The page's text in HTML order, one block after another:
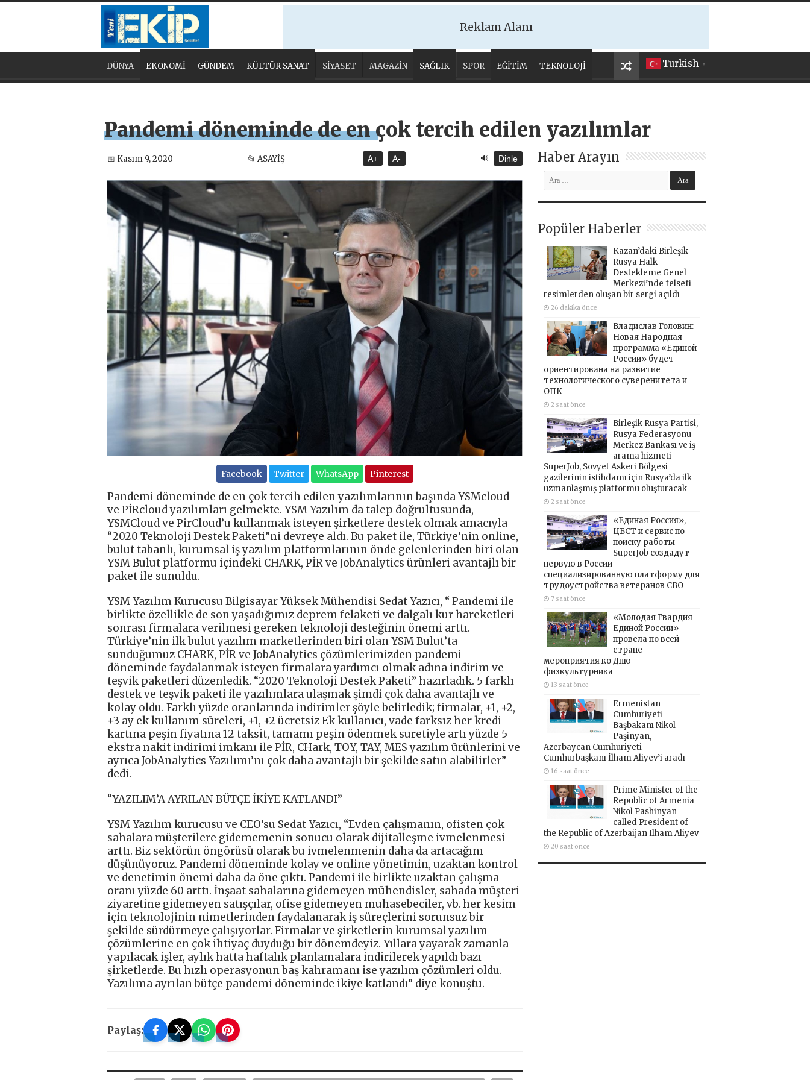
Reklam Alanı
Turkish ▼
DÜNYA EKONOMİ GÜNDEM KÜLTÜR SANAT SİYASET MAGAZİN SAĞLIK SPOR EĞİTİM TEKNOLOJİ
Pandemi döneminde de en çok tercih edilen yazılımlar
📅 Kasım 9, 2020 📂 ASAYİŞ A+ A- 🔊 Dinle
Facebook Twitter WhatsApp Pinterest
Pandemi döneminde de en çok tercih edilen yazılımlarının başında YSMcloud
ve PİRcloud yazılımları gelmekte. YSM Yazılım da talep doğrultusunda,
YSMCloud ve PirCloud’u kullanmak isteyen şirketlere destek olmak amacıyla
“2020 Teknoloji Destek Paketi”ni devreye aldı. Bu paket ile, Türkiye’nin online,
bulut tabanlı, kurumsal iş yazılım platformlarının önde gelenlerinden biri olan
YSM Bulut platformu içindeki CHARK, PİR ve JobAnalytics ürünleri avantajlı bir
paket ile sunuldu.
YSM Yazılım Kurucusu Bilgisayar Yüksek Mühendisi Sedat Yazıcı, “ Pandemi ile
birlikte özellikle de son yaşadığımız deprem felaketi ve dalgalı kur hareketleri
sonrası firmalara verilmesi gereken teknoloji desteğinin önemi arttı.
Türkiye’nin ilk bulut yazılım marketlerinden biri olan YSM Bulut’ta
sunduğumuz CHARK, PİR ve JobAnalytics çözümlerimizden pandemi
döneminde faydalanmak isteyen firmalara yardımcı olmak adına indirim ve
teşvik paketleri düzenledik. “2020 Teknoloji Destek Paketi” hazırladık. 5 farklı
destek ve teşvik paketi ile yazılımlara ulaşmak şimdi çok daha avantajlı ve
kolay oldu. Farklı yüzde oranlarında indirimler şöyle belirledik; firmalar, +1, +2,
+3 ay ek kullanım süreleri, +1, +2 ücretsiz Ek kullanıcı, vade farksız her kredi
kartına peşin fiyatına 12 taksit, tamamı peşin ödenmek suretiyle artı yüzde 5
ekstra nakit indirimi imkanı ile PİR, CHark, TOY, TAY, MES yazılım ürünlerini ve
ayrıca JobAnalytics Yazılımı’nı çok daha avantajlı bir şekilde satın alabilirler”
dedi.
“YAZILIM’A AYRILAN BÜTÇE İKİYE KATLANDI”
YSM Yazılım kurucusu ve CEO’su Sedat Yazıcı, “Evden çalışmanın, ofisten çok
sahalara müşterilere gidememenin sonucu olarak dijitalleşme ivmelenmesi
arttı. Biz sektörün öngörüsü olarak bu ivmelenmenin daha da artacağını
düşünüyoruz. Pandemi döneminde kolay ve online yönetimin, uzaktan kontrol
ve denetimin önemi daha da öne çıktı. Pandemi ile birlikte uzaktan çalışma
oranı yüzde 60 arttı. İnşaat sahalarına gidemeyen mühendisler, sahada müşteri
ziyaretine gidemeyen satışçılar, ofise gidemeyen muhasebeciler, vb. her kesim
için teknolojinin nimetlerinden faydalanarak iş süreçlerini sorunsuz bir
şekilde sürdürmeye çalışıyorlar. Firmalar ve şirketlerin kurumsal yazılım
çözümlerine en çok ihtiyaç duyduğu bir dönemdeyiz. Yıllara yayarak zamanla
yapılacak işler, aylık hatta haftalık planlamalara indirilerek yapıldı bazı
şirketlerde. Bu hızlı operasyonun baş kahramanı ise yazılım çözümleri oldu.
Yazılıma ayrılan bütçe pandemi döneminde ikiye katlandı” diye konuştu.
Paylaş:
Haber Arayın
Popüler Haberler
Kazan’daki Birleşik
Rusya Halk
Destekleme Genel
Merkezi’nde felsefi
resimlerden oluşan bir sergi açıldı
26 dakika önce
Владислав Головин:
Новая Народная
программа «Единой
России» будет
ориентирована на развитие
технологического суверенитета и
ОПК
2 saat önce
Birleşik Rusya Partisi,
Rusya Federasyonu
Merkez Bankası ve iş
arama hizmeti
SuperJob, Sovyet Askeri Bölgesi
gazilerinin istihdamı için Rusya’da ilk
uzmanlaşmış platformu oluşturacak
2 saat önce
«Единая Россия»,
ЦБСТ и сервис по
поиску работы
SuperJob создадут
первую в России
специализированную платформу для
трудоустройства ветеранов СВО
7 saat önce
«Молодая Гвардия
Единой России»
провела по всей
стране
мероприятия ко Дню
физкультурника
13 saat önce
Ermenistan
Cumhuriyeti
Başbakanı Nikol
Paşinyan,
Azerbaycan Cumhuriyeti
Cumhurbaşkanı İlham Aliyev’i aradı
16 saat önce
Prime Minister of the
Republic of Armenia
Nikol Pashinyan
called President of
the Republic of Azerbaijan Ilham Aliyev
20 saat önce